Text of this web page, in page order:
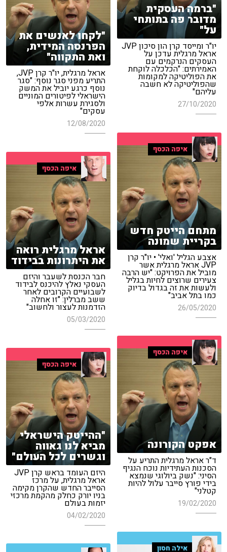
"ברמה העסקית
מדובר פה בתותחי
על"
יו"ר ומייסד קרן הון סיכון JVP
אראל מרגלית עדכן על
העסקים הנרקמים עם
האמירתים: "הכלכלה לוקחת
את הפוליטיקה למקומות
שהפוליטיקה לא חשבה
עליהם"
27/10/2020
"לקחו לאנשים את
הפרנסה המידית,
ואת התקווה"
אראל מרגלית, יו"ר קרן JVP,
התריע מפני סגר נוסף: "סגר
נוסף כרגע יוביל את המשק
הישראלי לפיטורים המוניים
ולסגירת עשרות אלפי
עסקים"
12/08/2020
איפה הכסף
מתחם הייטק חדש
בקריית שמונה
אצבע הגליל 'ואלי' • יו"ר קרן
JVP אראל מרגלית אשר
מוביל את הפרויקט: "יש הרבה
צעירים שרוצים לחיות בגליל
ולעשות את זה בגדול בדיוק
כמו בתל אביב"
26/05/2020
איפה הכסף
אראל מרגלית רואה
את היתרונות בבידוד
חבר הכנסת לשעבר והיזם
העסקי נאלץ להיכנס לבידוד
לשבועיים הקרובים לאחר
ששב מברלין: "זו אחלה
הזדמנות לעצור ולחשוב"
05/03/2020
איפה הכסף
אפקט הקורונה
ד"ר אראל מרגלית התריע על
הסכנות העתידיות נוכח הנגיף
הסיני: "נשק ביולוגי שנמצא
בידי פורץ סייבר עלול להיות
קטלני"
19/02/2020
איפה הכסף
"ההייטק הישראלי
מביא לנו גאווה
וגשרים לכל העולם"
היזם העומד בראש קרן JVP
אראל מרגלית, על מרכז
הסייבר החדש שהקרן מקימה
בניו יורק כחלק מהקמת מרכזי
יזמות בעולם
04/02/2020
אילה חסון